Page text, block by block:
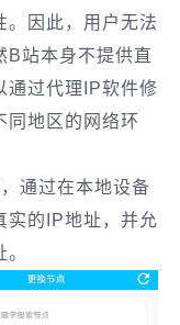
。因此，用户无法
B站本身不提供直
通过代理IP软件修
同地区的网络环
通过在本地设备
实的IP地址，并允